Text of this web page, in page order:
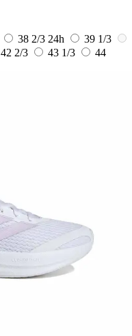
38 2/3 24h
39 1/3
42 2/3 43 1/3
44